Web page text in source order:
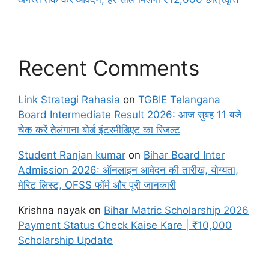
Recent Comments
Link Strategi Rahasia on TGBIE Telangana
Board Intermediate Result 2026: आज सुबह 11 बजे
चेक करें तेलंगाना बोर्ड इंटरमीडिएट का रिजल्ट
Student Ranjan kumar on Bihar Board Inter
Admission 2026: ऑनलाइन आवेदन की तारीख, योग्यता,
मेरिट लिस्ट, OFSS फॉर्म और पूरी जानकारी
Krishna nayak on Bihar Matric Scholarship 2026
Payment Status Check Kaise Kare | ₹10,000
Scholarship Update